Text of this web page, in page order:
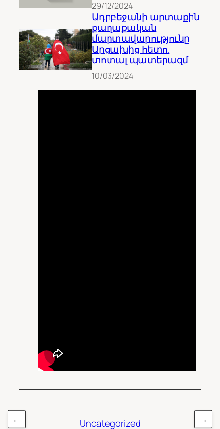
29/12/2024
Ադրբեջանի արտաքին
քաղաքական
մարտավարությունը
Արցախից հետո.
տոտալ պատերազմ
10/03/2024
Uncategorized
← →